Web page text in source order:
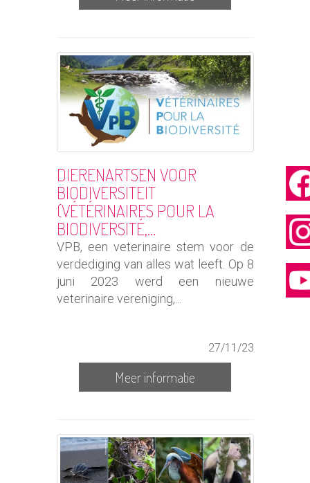
DIERENARTSEN VOOR
BIODIVERSITEIT
(VÉTÉRINAIRES POUR LA
BIODIVERSITÉ,…
VPB, een veterinaire stem voor de
verdediging van alles wat leeft. Op 8
juni 2023 werd een nieuwe
veterinaire vereniging,...
27/11/23
Meer informatie